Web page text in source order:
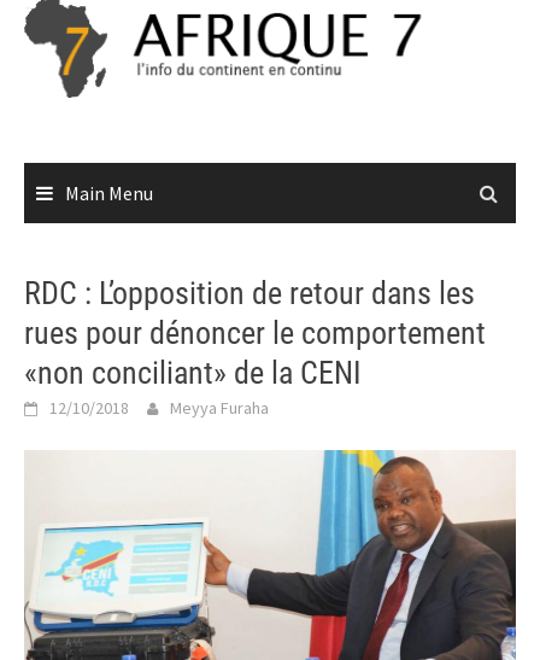
Skip
content
Main Menu
RDC : L’opposition de retour dans les
rues pour dénoncer le comportement
«non conciliant» de la CENI
12/10/2018 Meyya Furaha